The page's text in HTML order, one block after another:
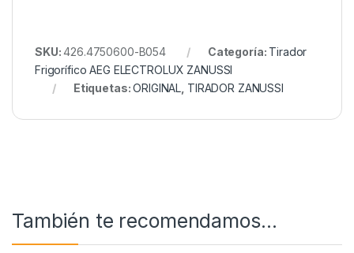
SKU:426.4750600-B054 Categoría: Tirador
Frigorífico AEG ELECTROLUX ZANUSSI
Etiquetas:ORIGINAL TIRADOR ZANUSSI
También te recomendamos…